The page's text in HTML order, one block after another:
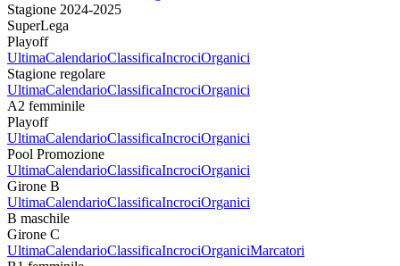
Stagione 2024-2025
SuperLega
Playoff
UltimaCalendarioClassificaIncrociOrganici
Stagione regolare
UltimaCalendarioClassificaIncrociOrganici
A2 femminile
Playoff
UltimaCalendarioClassificaIncrociOrganici
Pool Promozione
UltimaCalendarioClassificaIncrociOrganici
Girone B
UltimaCalendarioClassificaIncrociOrganici
B maschile
Girone C
UltimaCalendarioClassificaIncrociOrganiciMarcatori